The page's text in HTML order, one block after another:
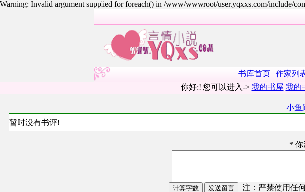
Warning: Invalid argument supplied for foreach() in /www/wwwroot/user.yqxxs.com/include/
书库首页| 作家列
你好:! 您可以进入-> 我的书屋 我的
小鱼
暂时没有书评!
* 你
注：严禁使用任